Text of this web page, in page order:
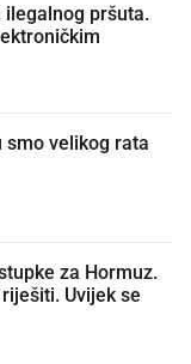
ilegalnog pršuta.
smo velikog rata
za Hormuz.
Uvijek se